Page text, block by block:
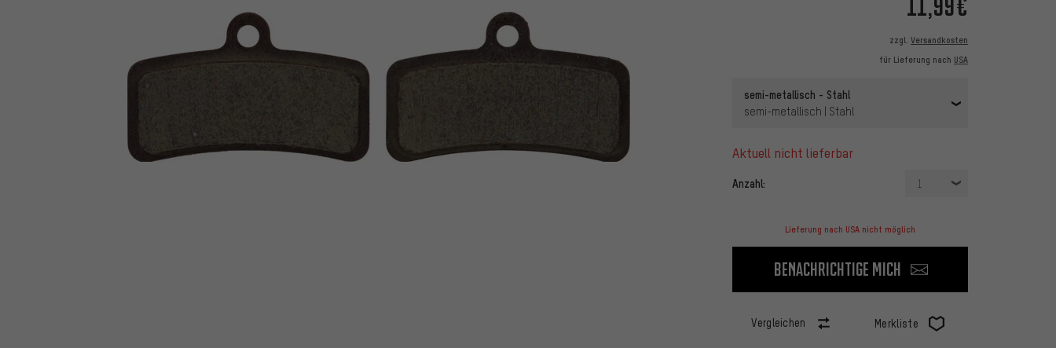
zzgl. Versandkosten
für Lieferung nach USA
semi-metallisch - Stahl
semi-metallisch | Stahl
aktuell nicht lieferbar
Anzahl: 1
Lieferung nach USA nicht möglich
Benachrichtige mich
Vergleichen Merkliste